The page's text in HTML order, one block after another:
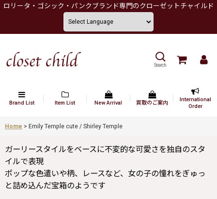
ロリータ・ゴシック・パンクブランド専門のクローゼットチャイルド
Search
Brand List Item List New Arrival 買取のご案内
International
Order
Home > Emily Temple cute / Shirley Temple
ガーリースタイルをベースに不変的な可愛さを独自のスタ
イルで表現
ポップな色遣いや柄、レースなど、女の子の憧れをぎゅっ
と詰め込んだ宝箱のようです